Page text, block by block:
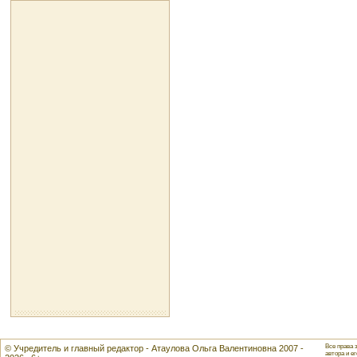
© Учредитель и главный редактор - Атаулова Ольга Валентиновна 2007 -
Все права
автора и